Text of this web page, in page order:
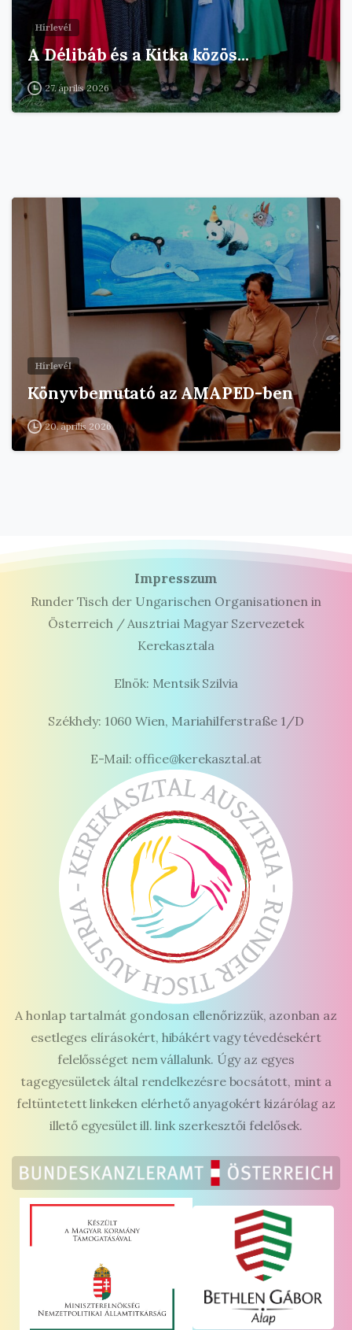
Hírlevél
A Délibáb és a Kitka közös…
27. április 2026
Hírlevél
Könyvbemutató az AMAPED-ben
20. április 2026
Impresszum
Runder Tisch der Ungarischen Organisationen in
Österreich / Ausztriai Magyar Szervezetek
Kerekasztala
Elnök: Mentsik Szilvia
Székhely: 1060 Wien, Mariahilferstraße 1/D
E-Mail: office@kerekasztal.at
A honlap tartalmát gondosan ellenőrizzük, azonban az
esetleges elírásokért, hibákért vagy tévedésekért
felelősséget nem vállalunk. Úgy az egyes
tagegyesületek által rendelkezésre bocsátott, mint a
feltüntetett linkeken elérhető anyagokért kizárólag az
illető egyesület ill. link szerkesztői felelősek.